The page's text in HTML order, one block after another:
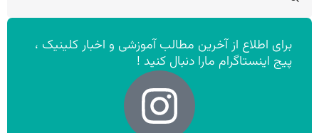
برای اطلاع از آخرین مطالب آموزشی و اخبار کلینیک ،
پیج اینستاگرام مارا دنبال کنید !